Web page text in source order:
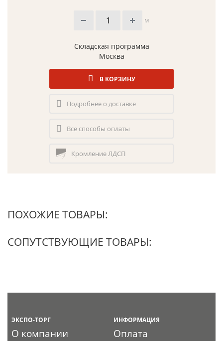
м
Складская программа
Москва
В КОРЗИНУ
Подробнее о доставке
Все способы оплаты
Кромление ЛДСП
ПОХОЖИЕ ТОВАРЫ:
СОПУТСТВУЮЩИЕ ТОВАРЫ:
ЭКСПО-ТОРГ
О компании
ИНФОРМАЦИЯ
Оплата